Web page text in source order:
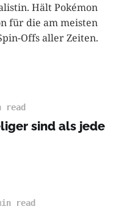
Hält Pokémon
für die am meisten
Offs aller Zeiten.
read
sind als jede
read